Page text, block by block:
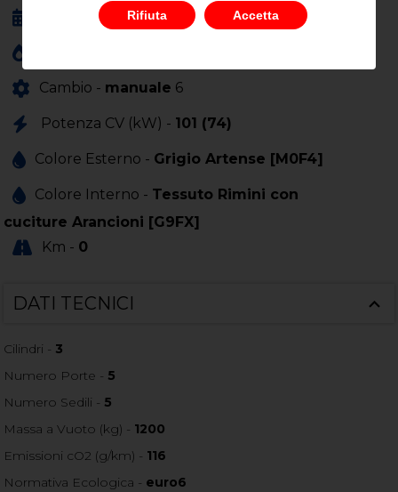
Anno Immatricolazione - 01/0001
Cambio - manuale 6
Potenza CV (kW) - 101 (74)
Colore Esterno - Grigio Artense [M0F4]
Colore Interno - Tessuto Rimini con
cuciture Arancioni [G9FX]
Km - 0
DATI TECNICI
Cilindri - 3
Numero Porte - 5
Numero Sedili - 5
Massa a Vuoto (kg) - 1200
Emissioni cO2 (g/km) - 116
Normativa Ecologica - euro6
Rifiuta Accetta